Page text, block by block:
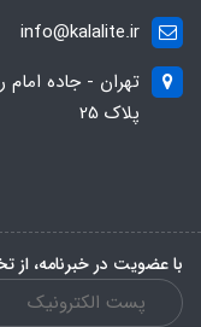
info@kalalite.ir
پلاک 25
با عضویت در خبرنامه،